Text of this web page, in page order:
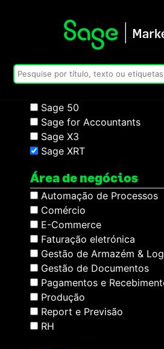
Encontre sua solução
Tipo de Solução
Sage 50
Sage for Accountants
Sage X3
Sage XRT
Área de negócios
Automação de Processos
Comércio
E-Commerce
Faturação eletrónica
Gestão de Armazém &
Gestão de Documentos
Pagamentos e
Produção
Report e Previsão
RH